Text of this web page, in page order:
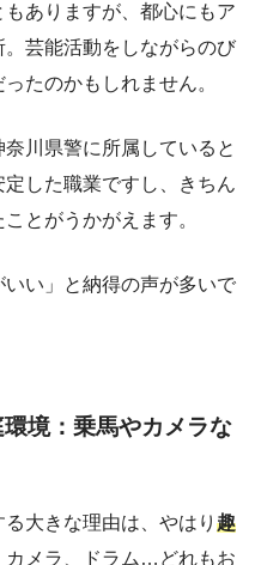
もありますが、都心にもア
芸能活動をしながらのび
たのかもしれません。
奈川県警に所属していると
した職業ですし、きちん
とがうかがえます。
い」と納得の声が多いで
境：乗馬やカメラな
大きな理由は、やはり 趣
カメラ、ドラム…どれもお